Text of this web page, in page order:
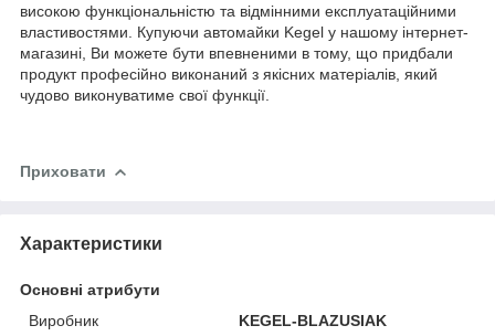
високою функціональністю та відмінними експлуатаційними
властивостями. Купуючи автомайки Kegel у нашому інтернет-
магазині, Ви можете бути впевненими в тому, що придбали
продукт професійно виконаний з якісних матеріалів, який
чудово виконуватиме свої функції.
Приховати
Характеристики
Основні атрибути
Виробник
KEGEL-BLAZUSIAK